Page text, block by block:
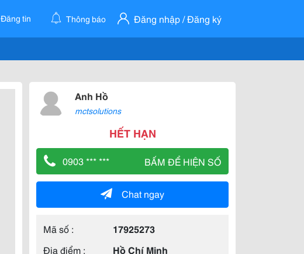
Đăng tin Thông báo Đăng nhập / Đăng ký
Anh Hồ
mctsolutions
HẾT HẠN
0903 *** *** BẤM ĐỂ HIỆN SỐ
Chat ngay
Mã số :
17925273
Địa điểm :
Hồ Chí Minh